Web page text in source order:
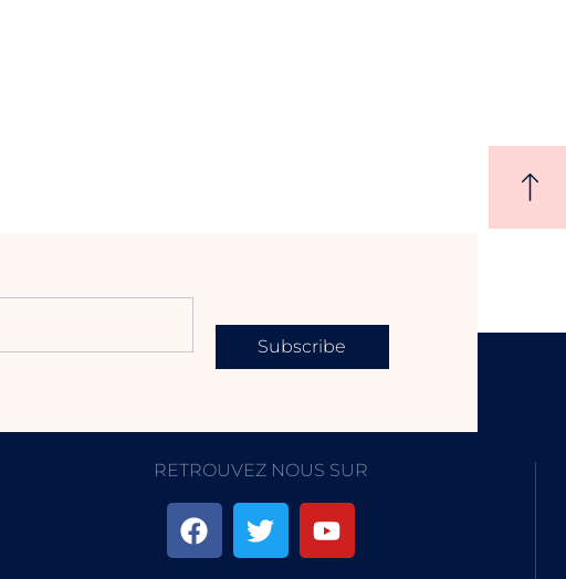
Subscribe
RETROUVEZ NOUS SUR